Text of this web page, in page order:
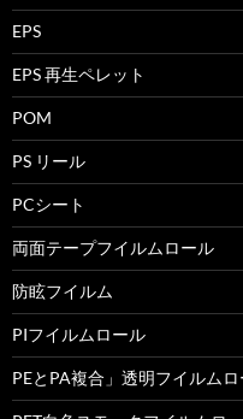
EPS
EPS 再生ペレット
POM
PS リール
PCシート
両面テープフイルムロール
防眩フイルム
PIフイルムロール
PEとPA複合」透明フイルム